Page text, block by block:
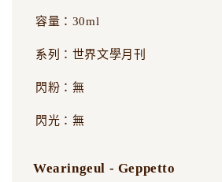
容量：30ml
系列：世界文學月刊
閃粉：無
閃光：無
Wearingeul - Geppetto